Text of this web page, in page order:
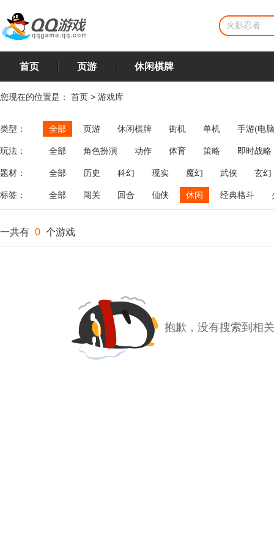
首页 页游 休闲棋牌
您现在的位置是： 首页 > 游戏库
类型： 全部 页游 休闲棋牌 街机 单机 手游(电
玩法： 全部 角色扮演 动作 体育 策略
即时战略
飞行
恋爱 第三人称射击 棋类 牌类 麻将
题材： 全部 历史 科幻 现实 魔幻 武侠 玄幻
标签： 全部 闯关 回合 仙侠 休闲 经典格斗
一共有 0 个游戏
抱歉，没有搜索到相